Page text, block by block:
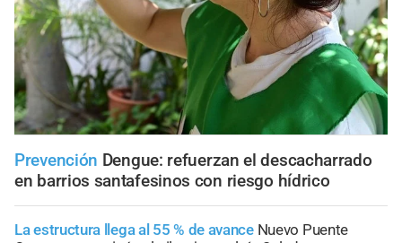
Prevención Dengue: refuerzan el descacharrado
en barrios santafesinos con riesgo hídrico
La estructura llega al 55 % de avance Nuevo Puente